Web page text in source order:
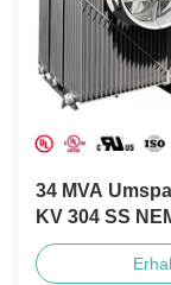
34 MVA
KV 304 SS
Standards